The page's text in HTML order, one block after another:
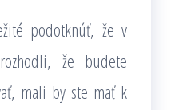
podotknúť, že v
že budete
mali by ste mať k